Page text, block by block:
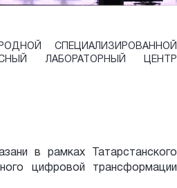
СПЕЦИАЛИЗИРОВАННОЙ
ЛАБОРАТОРНЫЙ ЦЕНТР
в рамках Татарстанского
цифровой трансформации